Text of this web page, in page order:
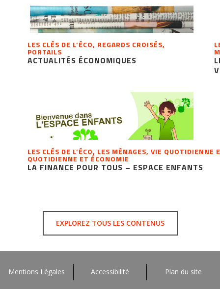
LES CLÉS DE L’ÉCO, REGARDS CROISÉS,
PORTAILS
ACTUALITÉS ÉCONOMIQUES
LES CLÉS DE L’ÉCO, LES MÉNAGES, VIE
QUOTIDIENNE ET ÉCONOMIE
LA FINANCE POUR TOUS – ESPACE ENFANTS
EXPLOREZ TOUS LES CONTENUS
Mentions Légales Accessibilité Plan du site